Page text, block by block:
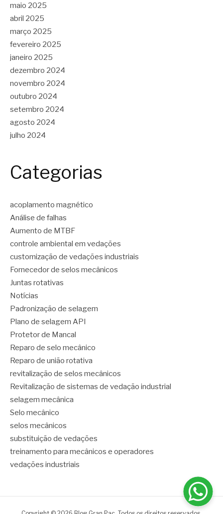
maio 2025
abril 2025
março 2025
fevereiro 2025
janeiro 2025
dezembro 2024
novembro 2024
outubro 2024
setembro 2024
agosto 2024
julho 2024
Categorias
acoplamento magnético
Análise de falhas
Aumento de MTBF
controle ambiental em vedações
customização de vedações industriais
Fornecedor de selos mecânicos
Juntas rotativas
Notícias
Padronização de selagem
Plano de selagem API
Protetor de Mancal
Reparo de selo mecânico
Reparo de união rotativa
revitalização de selos mecânicos
Revitalização de sistemas de vedação industrial
selagem mecânica
Selo mecânico
selos mecânicos
substituição de vedações
treinamento para mecânicos e operadores
vedações industriais